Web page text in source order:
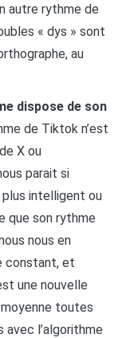
autre rythme de
« dys » sont
au
dispose de son
de Tiktok n’est
X ou
parait si
plus intelligent ou
que son rythme
nous en
constant, et
une nouvelle
toutes
avec l’algorithme